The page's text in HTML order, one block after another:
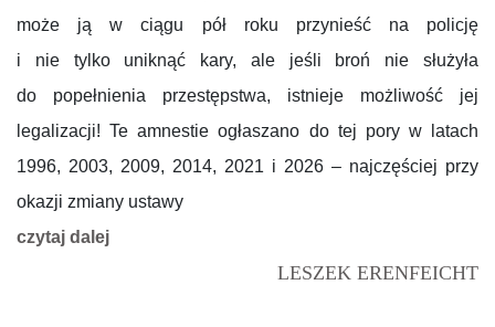
może ją w ciągu pół roku przynieść na policję
i nie tylko uniknąć kary, ale jeśli broń nie służyła
do popełnienia przestępstwa, istnieje możliwość jej
legalizacji! Te amnestie ogłaszano do tej pory w latach
1996, 2003, 2009, 2014, 2021 i 2026 – najczęściej przy
okazji zmiany ustawy
czytaj dalej
LESZEK ERENFEICHT